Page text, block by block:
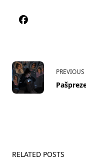
<span
class="nav-
subtitle
RELATED POSTS